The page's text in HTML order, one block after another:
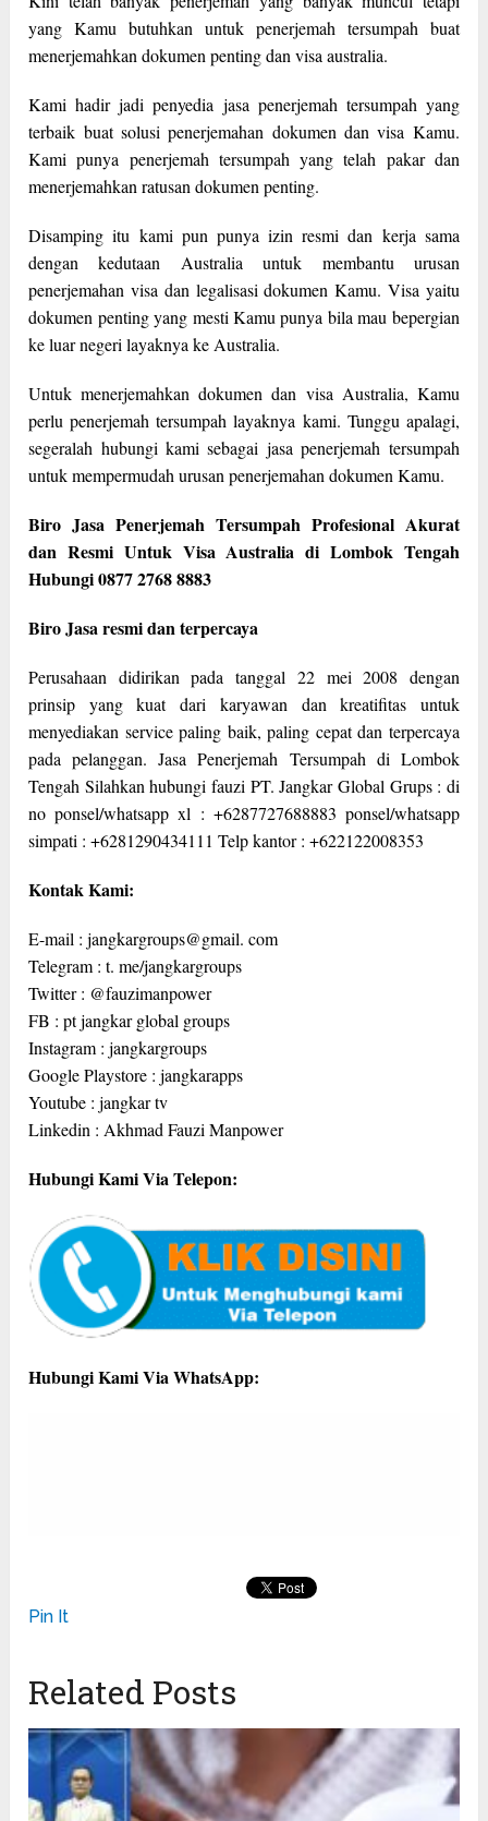
yang Kamu butuhkan untuk penerjemah tersumpah buat
menerjemahkan dokumen penting dan visa australia.
Kami hadir jadi penyedia jasa penerjemah tersumpah yang
terbaik buat solusi penerjemahan dokumen dan visa Kamu.
Kami punya penerjemah tersumpah yang telah pakar dan
menerjemahkan ratusan dokumen penting.
Disamping itu kami pun punya izin resmi dan kerja sama
dengan kedutaan Australia untuk membantu urusan
penerjemahan visa dan legalisasi dokumen Kamu. Visa yaitu
dokumen penting yang mesti Kamu punya bila mau bepergian
ke luar negeri layaknya ke Australia.
Untuk menerjemahkan dokumen dan visa Australia, Kamu
perlu penerjemah tersumpah layaknya kami. Tunggu apalagi,
segeralah hubungi kami sebagai jasa penerjemah tersumpah
untuk mempermudah urusan penerjemahan dokumen Kamu.
Biro Jasa Penerjemah Tersumpah Profesional Akurat
dan Resmi Untuk Visa Australia di Lombok Tengah
Hubungi 0877 2768 8883
Biro Jasa resmi dan terpercaya
Perusahaan didirikan pada tanggal 22 mei 2008 dengan
prinsip yang kuat dari karyawan dan kreatifitas untuk
menyediakan service paling baik, paling cepat dan terpercaya
pada pelanggan. Jasa Penerjemah Tersumpah di Lombok
Tengah Silahkan hubungi fauzi PT. Jangkar Global Grups : di
no ponsel/whatsapp xl : +6287727688883 ponsel/whatsapp
simpati : +6281290434111 Telp kantor : +622122008353
Kontak Kami:
E-mail : jangkargroups@gmail. com
Telegram : t. me/jangkargroups
Twitter : @fauzimanpower
FB : pt jangkar global groups
Instagram : jangkargroups
Google Playstore : jangkarapps
Youtube : jangkar tv
Linkedin : Akhmad Fauzi Manpower
Hubungi Kami Via Telepon:
Hubungi Kami Via WhatsApp:
Pin It
Related Posts